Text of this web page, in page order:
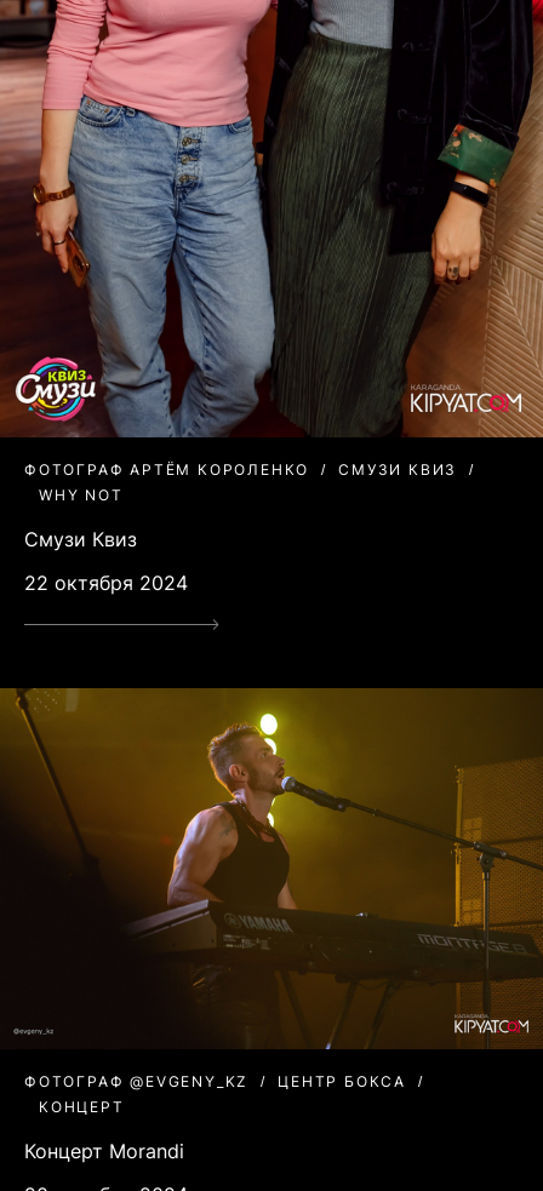
ФОТОГРАФ АРТЁМ КОРОЛЕНКО
СМУЗИ КВИЗ
WHY NOT
Смузи Квиз
22 октября 2024
ФОТОГРАФ @EVGENY_KZ
ЦЕНТР БОКСА
КОНЦЕРТ
Концерт Morandi